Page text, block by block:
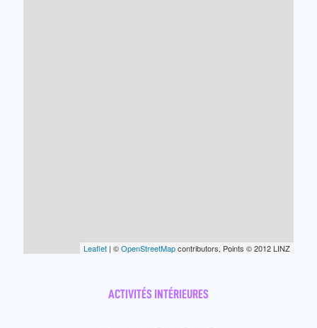
Leaflet | ©OpenStreetMapcontributors, Points © 2012 LINZ
ACTIVITÉS INTÉRIEURES